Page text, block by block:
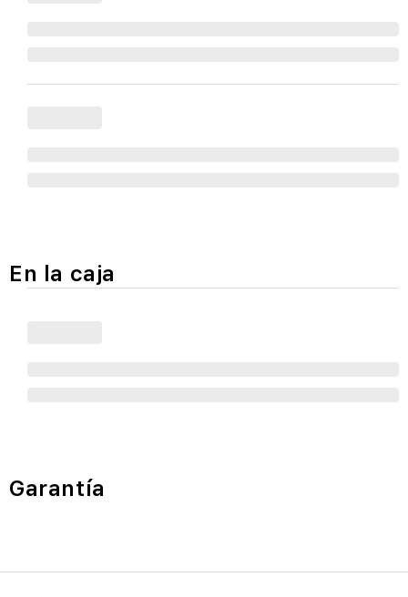
En la caja
Garantía